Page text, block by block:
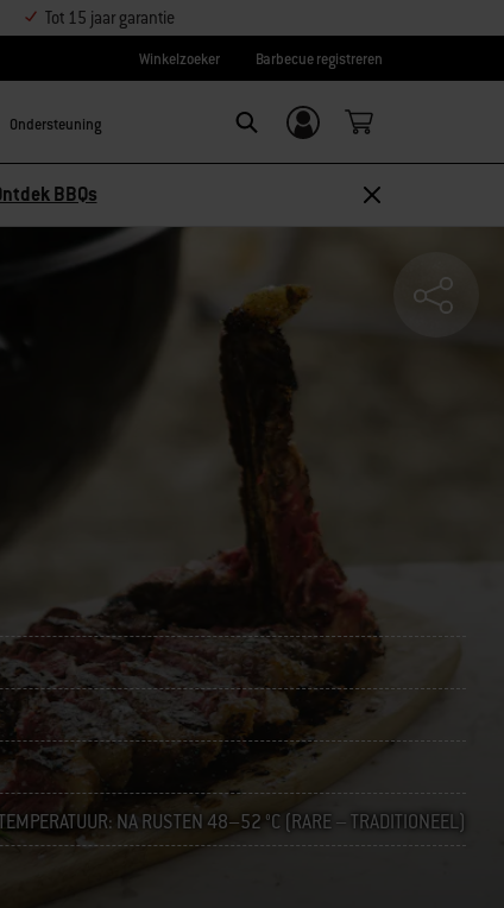
Tot 15 jaar garantie
Winkelzoeker Barbecue registreren
Ondersteuning
Inloggen/
aanmelden
BBQs
NA RUSTEN 48–52 °C (RARE – TRADITIONEEL)